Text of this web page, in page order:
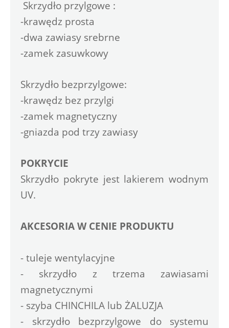
Skrzydło przylgowe :
-krawędz prosta
-dwa zawiasy srebrne
-zamek zasuwkowy
Skrzydło bezprzylgowe:
-krawędz bez przylgi
-zamek magnetyczny
-gniazda pod trzy zawiasy
POKRYCIE
Skrzydło pokryte jest lakierem wodnym
UV.
AKCESORIA W CENIE PRODUKTU
- tuleje wentylacyjne
- skrzydło z trzema zawiasami
magnetycznymi
- szyba CHINCHILA lub ŻALUZJA
- skrzydło bezprzylgowe do systemu